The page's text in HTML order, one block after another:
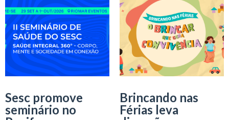
Sesc promove
seminário no
Brincando nas
Férias leva